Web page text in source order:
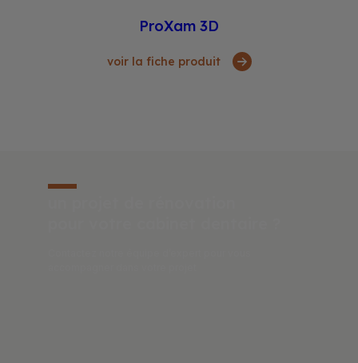
ProXam 3D
voir la fiche produit